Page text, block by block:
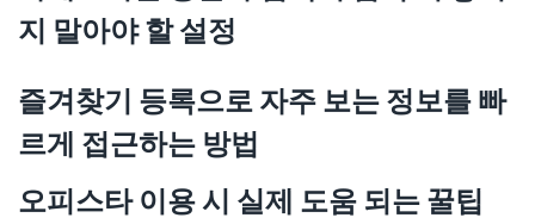
지 말아야 할 설정
즐겨찾기 등록으로 자주 보는 정보를 빠
르게 접근하는 방법
오피스타 이용 시 실제 도움 되는 꿀팁